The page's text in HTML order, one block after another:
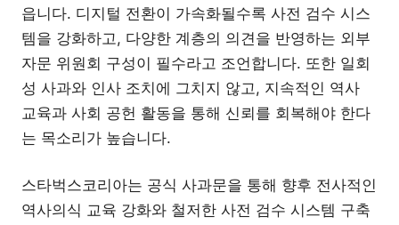
읍니다. 디지털 전환이 가속화될수록 사전 검수 시스
템을 강화하고, 다양한 계층의 의견을 반영하는 외부
자문 위원회 구성이 필수라고 조언합니다. 또한 일회
성 사과와 인사 조치에 그치지 않고, 지속적인 역사
교육과 사회 공헌 활동을 통해 신뢰를 회복해야 한다
는 목소리가 높습니다.
스타벅스코리아는 공식 사과문을 통해 향후 전사적인
역사의식 교육 강화와 철저한 사전 검수 시스템 구축